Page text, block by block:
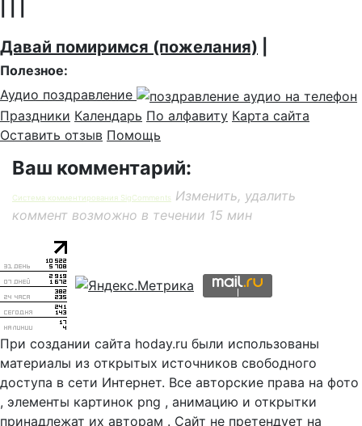
Давай помиримся (пожелания)
Полезное:
Аудио поздравление
Праздники Календарь По алфавиту Карта сайта
Оставить отзыв Помощь
Ваш комментарий:
Система комментирования SigComments
Изменить, удалить
коммент возможно в течении 15 мин
При создании сайта hoday.ru были использованы
материалы из открытых источников свободного
доступа в сети Интернет. Все авторские права на фото
, элементы картинок png , анимацию и открытки
принадлежат их авторам . Сайт не претендует на